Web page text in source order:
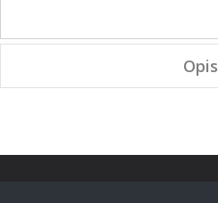
Opis